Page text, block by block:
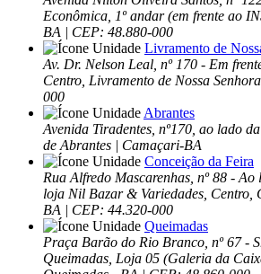
Econômica, 1º andar (em frente ao
BA | CEP: 48.880-000
Livramento de
Av. Dr. Nelson Leal, nº 170 - Em
Centro, Livramento de Nossa
000
Abrantes
Avenida Tiradentes, nº170, ao lado
de Abrantes | Camaçari-BA
Conceição da Feira
Rua Alfredo Mascarenhas, nº 88 -
loja Nil Bazar & Variedades, Centro,
BA | CEP: 44.320-000
Queimadas
Praça Barão do Rio Branco, nº 67 -
Queimadas, Loja 05 (Galeria da